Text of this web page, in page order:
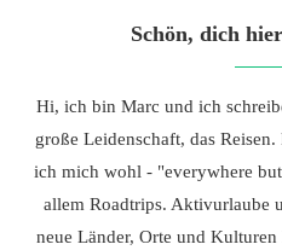
Schön, dich
Hi, ich bin Marc und ich
große Leidenschaft, das
ich mich wohl - "everywhere
allem Roadtrips. Aktivurlaube
neue Länder, Orte und